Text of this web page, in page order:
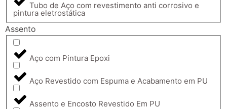
Tubo de Aço com revestimento anti corrosivo e
pintura eletrostática
Assento
Aço com Pintura Epoxi
Aço Revestido com Espuma e Acabamento em PU
Assento e Encosto Revestido Em PU